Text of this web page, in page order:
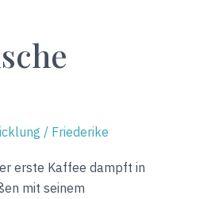
/ Friederike
erste Kaffee dampft in
mit seinem